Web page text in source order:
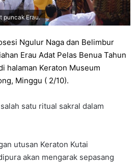
puncak Erau.
Ngulur Naga dan Belimbur
Erau Adat Pelas Benua Tahun
halaman Keraton Museum
Minggu ( 2/10).
satu ritual sakral dalam
utusan Keraton Kutai
akan mengarak sepasang